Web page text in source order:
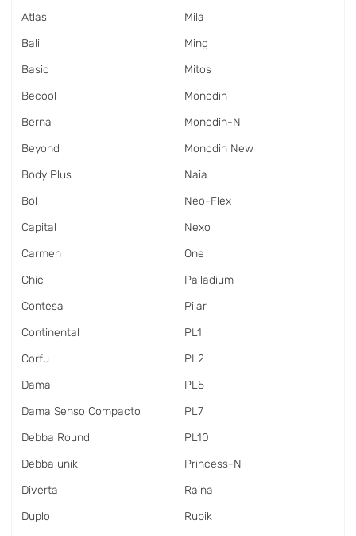
Atlas
Bali
Basic
Becool
Berna
Beyond
Body Plus
Bol
Capital
Carmen
Chic
Contesa
Continental
Corfu
Dama
Dama Senso Compacto
Debba Round
Debba unik
Diverta
Duplo
Mila
Ming
Mitos
Monodin
Monodin-N
Monodin New
Naia
Neo-Flex
Nexo
One
Palladium
Pilar
PL1
PL2
PL5
PL7
PL10
Princess-N
Raina
Rubik